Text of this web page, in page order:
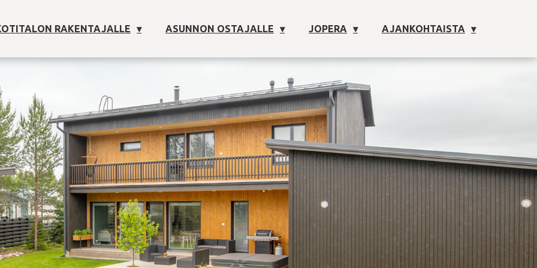
RAKENTAJALLE ASUNNON OSTAJALLE JOPERA AJANKOHTAISTA